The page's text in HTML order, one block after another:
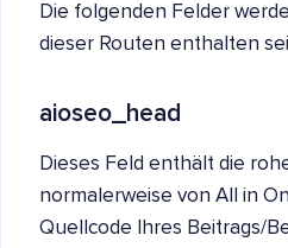
Die folgenden Felder
dieser Routen enthalten
aioseo_head
Dieses Feld enthält die
normalerweise von All in
Quellcode Ihres Beitrags/